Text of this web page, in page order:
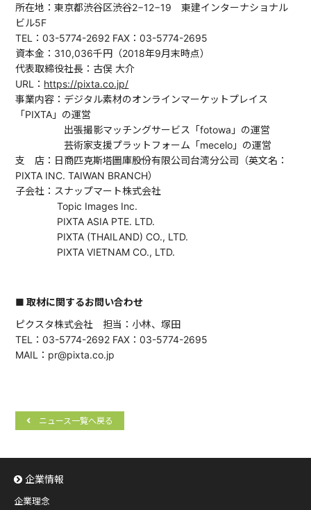
所在地：東京都渋谷区渋谷2−12−19 東建インターナショナル
ビル5F
TEL：03-5774-2692 FAX：03-5774-2695
資本金：310,036千円（2018年9月末時点）
代表取締役社長：古俣 大介
URL： https://pixta.co.jp/
事業内容：デジタル素材のオンラインマーケットプレイス
「PIXTA」の運営
出張撮影マッチングサービス「fotowa」の運営
芸術家支援プラットフォーム「mecelo」の運営
支 店：日商匹克斯塔圖庫股份有限公司台湾分公司（英文名：
PIXTA INC. TAIWAN BRANCH）
子会社：スナップマート株式会社
Topic Images Inc.
PIXTA ASIA PTE. LTD.
PIXTA (THAILAND) CO., LTD.
PIXTA VIETNAM CO., LTD.
■ 取材に関するお問い合わせ
ピクスタ株式会社 担当：小林、塚田
TEL：03-5774-2692 FAX：03-5774-2695
MAIL：pr@pixta.co.jp
ニュース一覧へ戻る
企業情報
企業理念